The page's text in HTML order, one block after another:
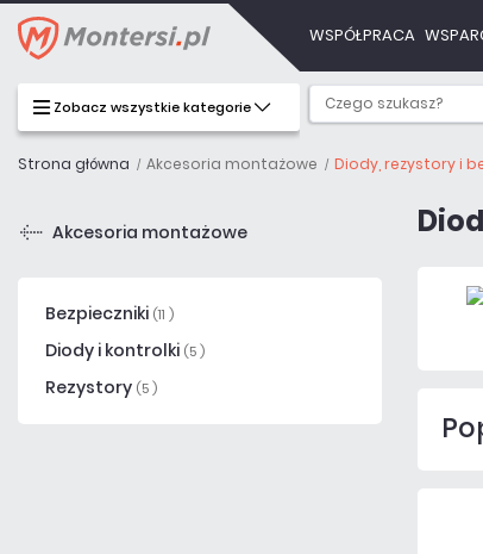
WSPÓŁPRACA
Zobacz wszystkie kategorie
Strona główna Akcesoria montażowe Diody, rezystory i
Akcesoria montażowe
Bezpieczniki (11 )
Diody i kontrolki (5 )
Rezystory (5 )